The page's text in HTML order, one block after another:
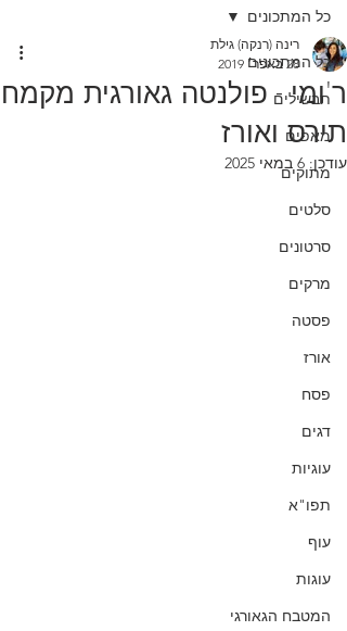
כל המתכונים
תבשילים
מאפים
מתוקים
סלטים
סרטונים
מרקים
פסטה
אורז
פסח
דגים
עוגיות
תפו"א
עוף
עוגות
המטבח הגאורגי
כל המתכונים
ר'ומי - פולנטה גאורגית מקמח
תירס ואורז
רינה (רנקה) גילת
28 באפר׳ 2019
עודכן: 6 במאי 2025